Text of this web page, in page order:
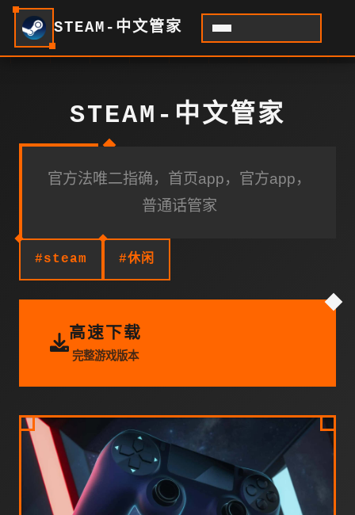
STEAM-中文管家
STEAM-中文管家
官方法唯二指确，首页app，官方app，
普通话管家
#steam #休闲
高速下载
完整游戏版本